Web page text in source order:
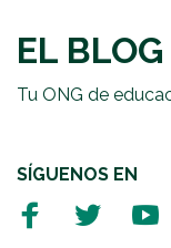
EL
Tu ONG de
SÍGUENOS EN